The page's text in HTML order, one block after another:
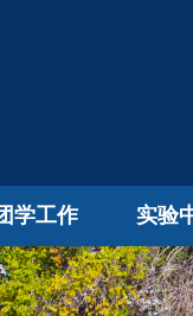
团学工作